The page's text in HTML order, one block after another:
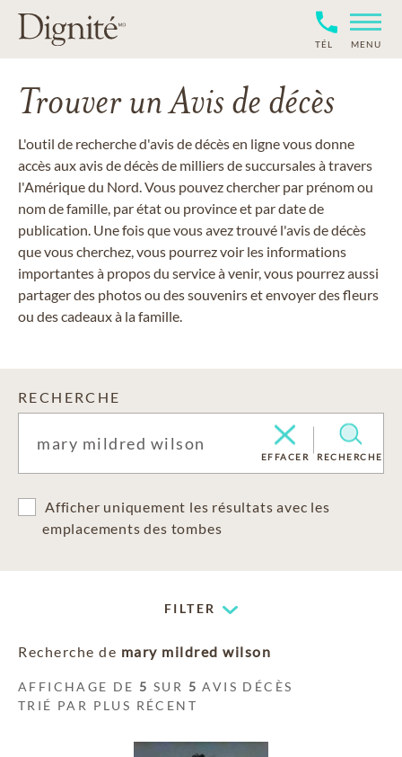
TÉL MENU
Trouver un Avis de décès
L'outil de recherche d'avis de décès en ligne vous donne
accès aux avis de décès de milliers de succursales à travers
l'Amérique du Nord. Vous pouvez chercher par prénom ou
nom de famille, par état ou province et par date de
publication. Une fois que vous avez trouvé l'avis de décès
que vous cherchez, vous pourrez voir les informations
importantes à propos du service à venir, vous pourrez aussi
partager des photos ou des souvenirs et envoyer des fleurs
ou des cadeaux à la famille.
RECHERCHE
EFFACER RECHERCHE
Afficher uniquement les résultats avec les
emplacements des tombes
FILTER
Recherche de mary mildred wilson
AFFICHAGE DE 5 SUR 5 AVIS DÉCÈS
TRIÉ PAR PLUS RÉCENT